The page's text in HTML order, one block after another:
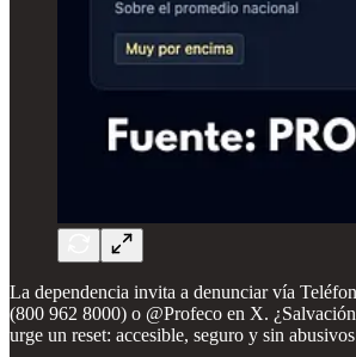
La dependencia invita a denunciar vía
(800 962 8000) o @Profeco en X.
urge un reset: accesible, seguro y sin